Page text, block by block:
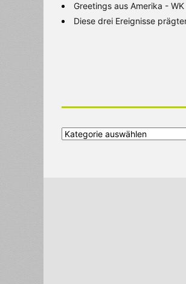
Greetings aus Amerika -
Diese drei Ereignisse
Alle